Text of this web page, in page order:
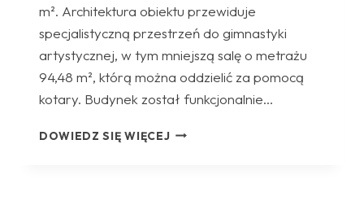
m². Architektura obiektu przewiduje
specjalistyczną przestrzeń do gimnastyki
artystycznej, w tym mniejszą salę o metrażu
94,48 m², którą można oddzielić za pomocą
kotary. Budynek został funkcjonalnie…
DOWIEDZ SIĘ WIĘCEJSALA